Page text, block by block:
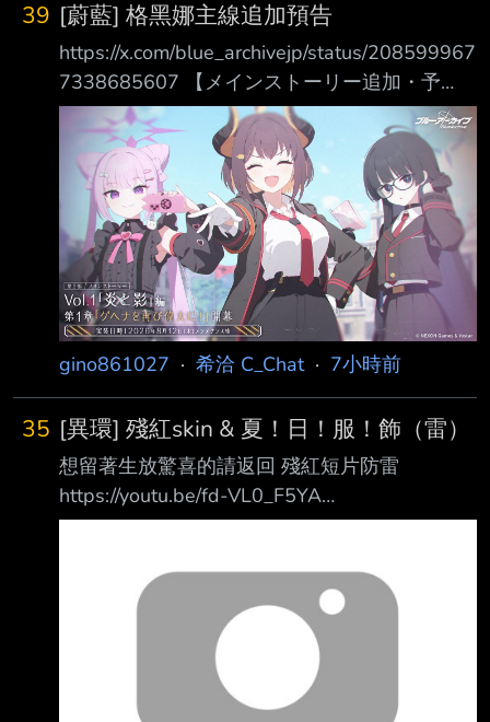
39 [蔚藍] 格黑娜主線追加預告
https://x.com/blue_archivejp/status/208599967
7338685607 【メインストーリー追加・予
告】 自由と混沌の学園──ゲヘナ学園。 ゲヘナ
再興委員会は「ゲヘナを再び偉大に！」のスロ
ーガンを掲げ、昔のような秩序を取 り戻すべ
く発足された。 最初は見向きもされなかった
ものの、熱心な取り組みは着実に共感を集めて
いって……？ 果たして、ゲヘナ再興委員会の活
動は実を結ぶのか？ 第2部メインストーリー
Vol.1「炎と影」編 第1章「ゲヘナを再び偉大
に！」公開です。 htt
gino861027 · 希洽 C_Chat· 7小時前
35 [異環] 殘紅skin & 夏！日！服！飾（雷）
想留著生放驚喜的請返回 殘紅短片防雷
https://youtu.be/fd-VL0_F5YA
https://youtu.be/K02Tm1EVhnM 口瓜！ 是癲火
https://images.plurk.com/3ZVbWd0OwevnoqjF
xwzVXy.jpg
https://images.plurk.com/2c7T5NYkipSVaNuow
https://images.plurk.com/6fHiVdcgowCNvZiLA